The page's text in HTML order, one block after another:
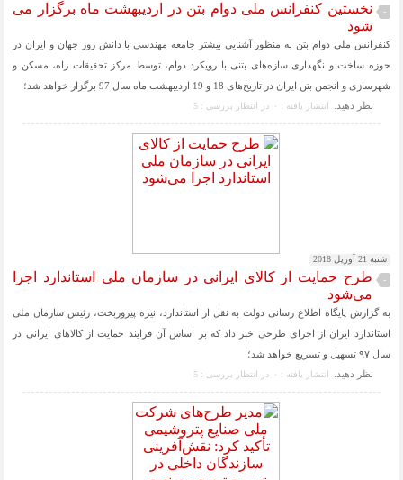
-
نخستین کنفرانس ملی دوام بتن در اردیبهشت ماه برگزار می
شود
کنفرانس ملی دوام بتن به منظور آشنایی بیشتر جامعه مهندسی با دانش روز جهان و ایران در
حوزه ساخت و نگهداری سازه‌های بتنی با رویکرد دوام، توسط مرکز تحقيقات راه، مسکن و
شهرسازی و انجمن بتن ايران در تاریخ‌های 18 و 19 اردیبهشت ماه سال 97 برگزار خواهد شد؛
نظر دهيد.
انتشار یافته : ۰ در انتظار بررسی : 5
شنبه 21 آوریل 2018
-
طرح حمایت از کالای ایرانی در سازمان ملی استاندارد اجرا
می‌شود
به گزارش پایگاه اطلاع رسانی دولت به نقل از استاندارد، نیره پیروزبخت، رئیس سازمان ملی
استاندارد ایران از اجرای طرحی خبر داد که بر اساس آن فرایند حمایت از کالاهای ایرانی در
سال ۹۷ تسهیل و تسریع خواهد شد؛
نظر دهيد.
انتشار یافته : ۰ در انتظار بررسی : 5